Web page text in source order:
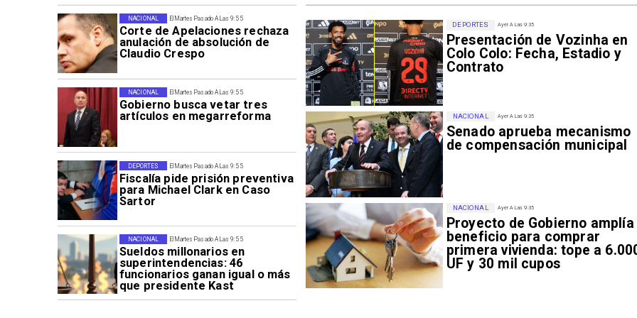
El Martes Pasado A Las 9:55
Corte de Apelaciones rechaza
anulación de absolución de
Claudio Crespo
NACIONAL
El Martes Pasado A Las 9:55
Gobierno busca vetar tres
artículos en megarreforma
NACIONAL
El Martes Pasado A Las 9:55
Fiscalía pide prisión preventiva
para Michael Clark en Caso
Sartor
DEPORTES
El Martes Pasado A Las 9:55
Sueldos millonarios en
superintendencias: 46
funcionarios ganan igual o más
que presidente Kast
NACIONAL
Ayer A Las 9:35
Presentación de Vozinha en
Colo Colo: Fecha, Estadio y
Contrato
DEPORTES
Ayer A Las 9:35
Senado aprueba mecanismo
de compensación municipal
NACIONAL
Ayer A Las 9:35
Proyecto de Gobierno amplía
beneficio para comprar
primera vivienda: tope a
UF y 30 mil cupos
NACIONAL